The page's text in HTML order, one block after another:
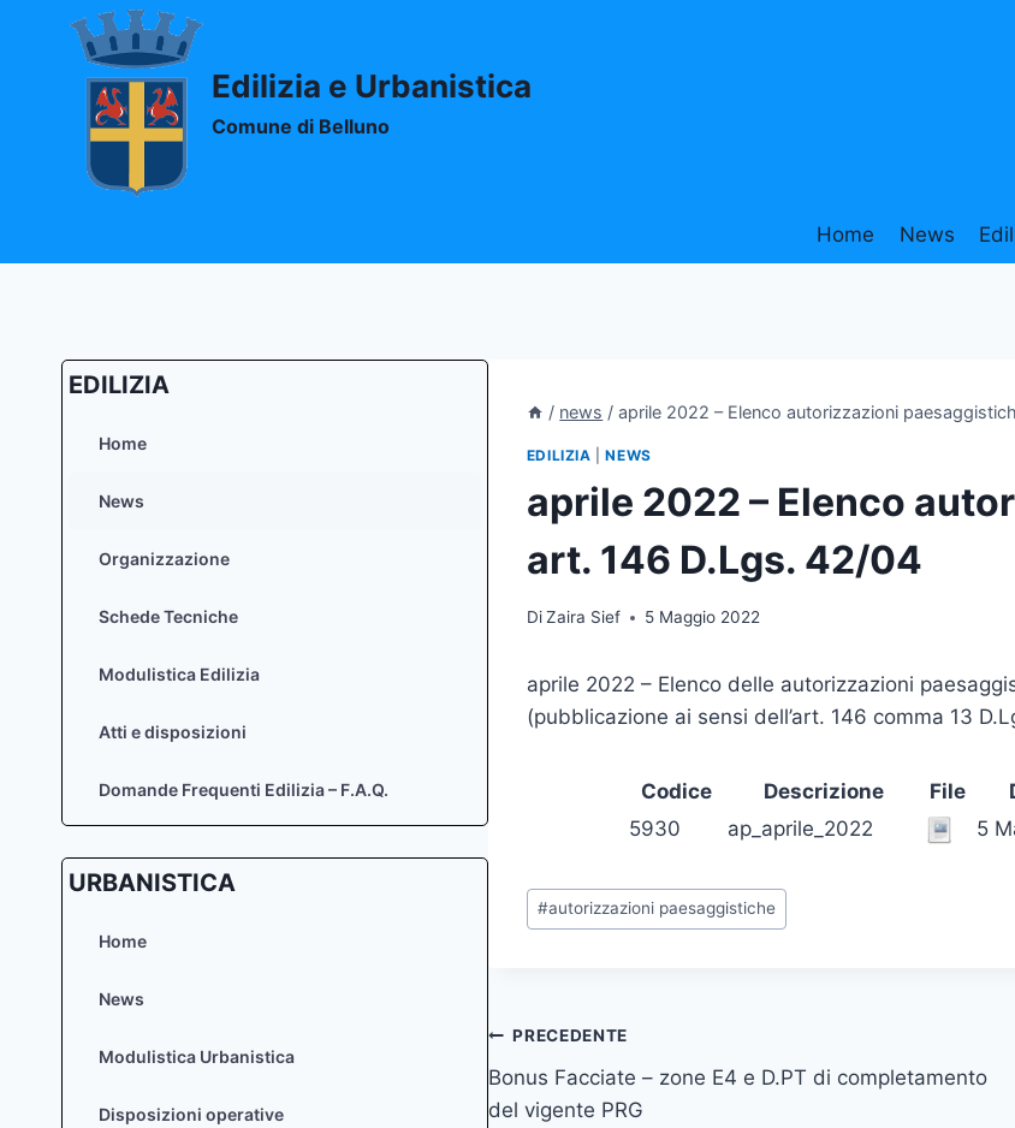
contenuto
Edilizia e Urbanistica
Comune di Belluno
Home News
/ news / aprile 2022 – Elenco autorizzazioni
EDILIZIA |NEWS
aprile 2022 – Elenco
art. 146 D.Lgs. 42/04
DiZaira Sief 5 Maggio 2022
aprile 2022 – Elenco delle autorizzazioni
(pubblicazione ai sensi dell’art. 146 comma 13
Codice Descrizione File
5930
ap_aprile_2022 5
Tag
articolo:
#autorizzazioni paesaggistiche
Navigazione
articoli
PRECEDENTE
Bonus Facciate – zone E4 e D.PT di completamento
del vigente PRG
EDILIZIA
Home
News
Organizzazione
Schede Tecniche
Modulistica Edilizia
Atti e disposizioni
Domande Frequenti Edilizia – F.A.Q.
URBANISTICA
Home
News
Modulistica Urbanistica
Disposizioni operative